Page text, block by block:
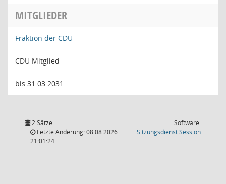
MITGLIEDER
Fraktion der CDU
CDU Mitglied
bis 31.03.2031
2 Sätze
Letzte Änderung: 08.08.2026
21:01:24
Software:
SitzungsdienstSession(Wird in